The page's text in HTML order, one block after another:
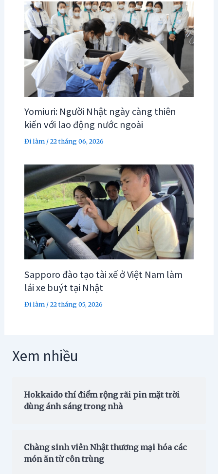
Yomiuri: Người Nhật ngày càng thiên
kiến với lao động nước ngoài
Đi làm/22 tháng 06, 2026
Sapporo đào tạo tài xế ở Việt Nam làm
lái xe buýt tại Nhật
Đi làm/22 tháng 05, 2026
Xem nhiều
Hokkaido thí điểm rộng rãi pin mặt trời
dùng ánh sáng trong nhà
Chàng sinh viên Nhật thương mại hóa các
món ăn từ côn trùng